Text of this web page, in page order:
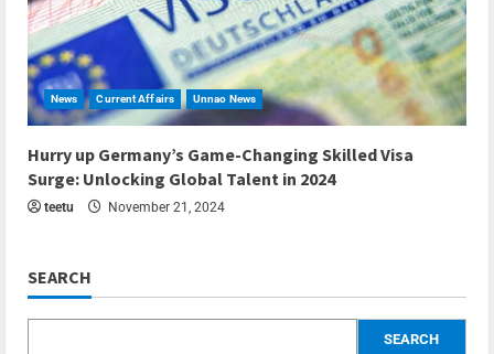
News Current Affairs Unnao News
Hurry up Germany’s Game-Changing Skilled Visa
Surge: Unlocking Global Talent in 2024
teetu November 21, 2024
SEARCH
SEARCH